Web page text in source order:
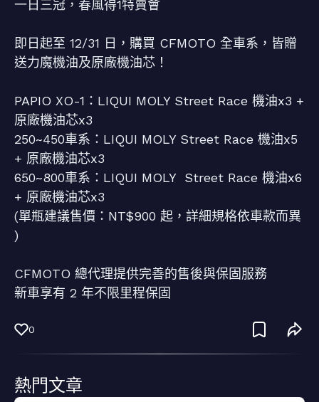
一日三冠，春風得1特賣會
即日起至 12/31 日，購買 CFMOTO 全車系，皆贈
送力魔機油及原廠機油芯！
PAPIO XO-1：LIQUI MOLY Street Race 機油x3 +
原廠機油芯x3
250~450車系：LIQUI MOLY Street Race 機油x5
+ 原廠機油芯x3
650~800車系：LIQUI MOLY Street Race 機油x6
+ 原廠機油芯x3
(單瓶建議售價：NT$900 起，詳細規格依車款而異
)
CFMOTO 總代理提供完善的售後與保固服務
新車享有 2 年不限里程保固
0
熱門文章